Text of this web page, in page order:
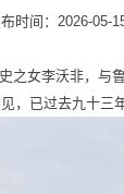
时间：2026-05-
女李沃非，与
，已过去九十三年